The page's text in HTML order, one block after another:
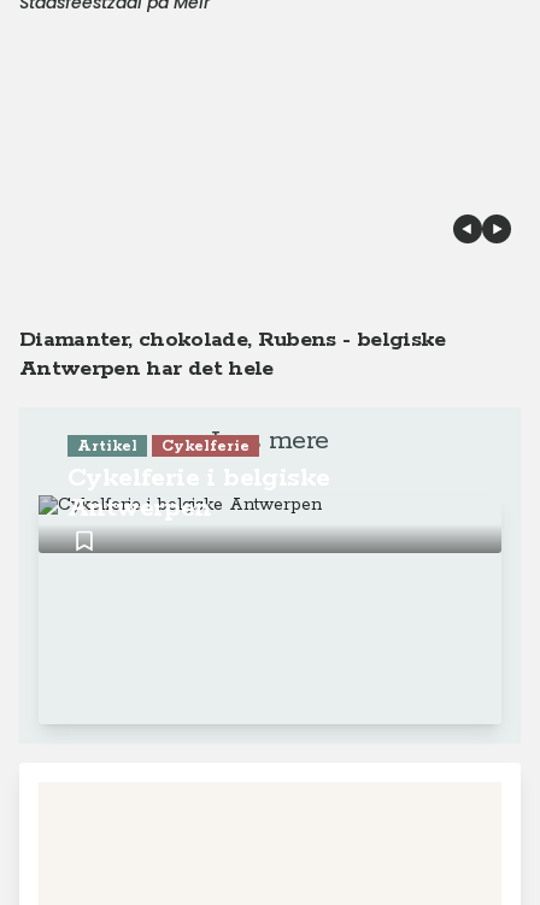
Diamanter, chokolade, Rubens - belgiske
Antwerpen har det hele
Læs mere
Artikel Cykelferie
Antwerpen